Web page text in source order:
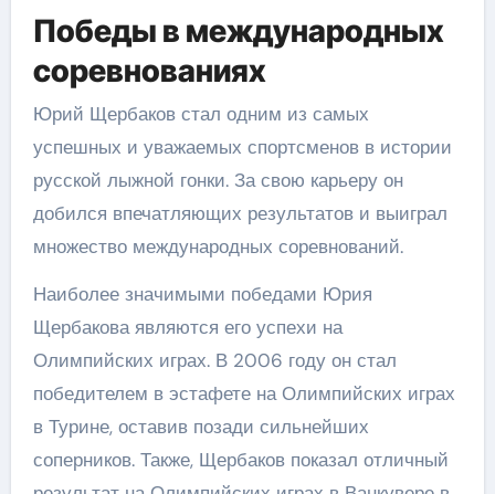
Победы в международных
соревнованиях
Юрий Щербаков стал одним из самых
успешных и уважаемых спортсменов в истории
русской лыжной гонки. За свою карьеру он
добился впечатляющих результатов и выиграл
множество международных соревнований.
Наиболее значимыми победами Юрия
Щербакова являются его успехи на
Олимпийских играх. В 2006 году он стал
победителем в эстафете на Олимпийских играх
в Турине, оставив позади сильнейших
соперников. Также, Щербаков показал отличный